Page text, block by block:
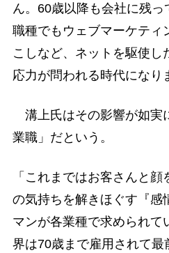
ん。60歳以降も会社に残
職種でもウェブマーケティ
こしなど、ネットを駆使し
応力が問われる時代になり
溝上氏はその影響が如実
業職」だという。
「これまではお客さんと
の気持ちを解きほぐす『感
マンが各業種で求められて
界は70歳まで雇用されて最